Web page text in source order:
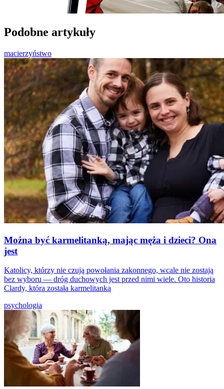
Podobne artykuły
macierzyństwo
Można być karmelitanką, mając męża i dzieci? Ona
jest
Katolicy, którzy nie czują powołania zakonnego, wcale nie zostają
bez wyboru — dróg duchowych jest przed nimi wiele. Oto historia
Clardy, która została karmelitanką
psychologia